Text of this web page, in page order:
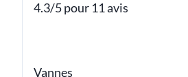
4.3/5 pour 11 avis
Vannes